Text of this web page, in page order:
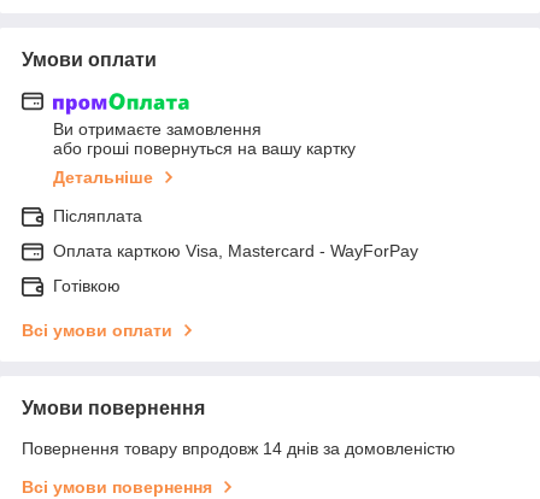
Умови оплати
Ви отримаєте замовлення
або гроші повернуться на вашу картку
Детальніше
Післяплата
Оплата карткою Visa, Mastercard - WayForPay
Готівкою
Всі умови оплати
Умови повернення
Повернення товару впродовж 14 днів за домовленістю
Всі умови повернення